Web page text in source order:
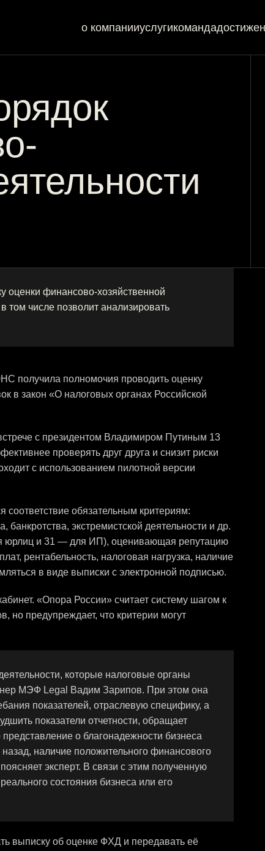
о компанииуслугикоманда
оценки финансово-хозяйственной
том числе позволит анализировать
получила полномочия проводить оценку
в закон «О налоговых органах Российской
с президентом Владимиром Путиным 13
проверять друг друга и снизит риски
с использованием пилотной версии
обязательным критериям:
экстремистской деятельности и др.
юрлиц и 31 — для ИП), оценивающая репутацию
рентабельность, налоговая нагрузка, наличие
в виде выписки с электронной подписью.
«Опора России» считает систему шагом к
но предупреждает, что критерии могут
которые налоговые органы
МЭФ Legal Вадим Зарипов. При этом она
показателей, отраслевую специфику, а
показатели отчетности, обращает
о благонадежности бизнеса
наличие положительного финансового
эксперт. В связи с этим полученную
состояния бизнеса или его
выписку об оценке ФХД и передавать её